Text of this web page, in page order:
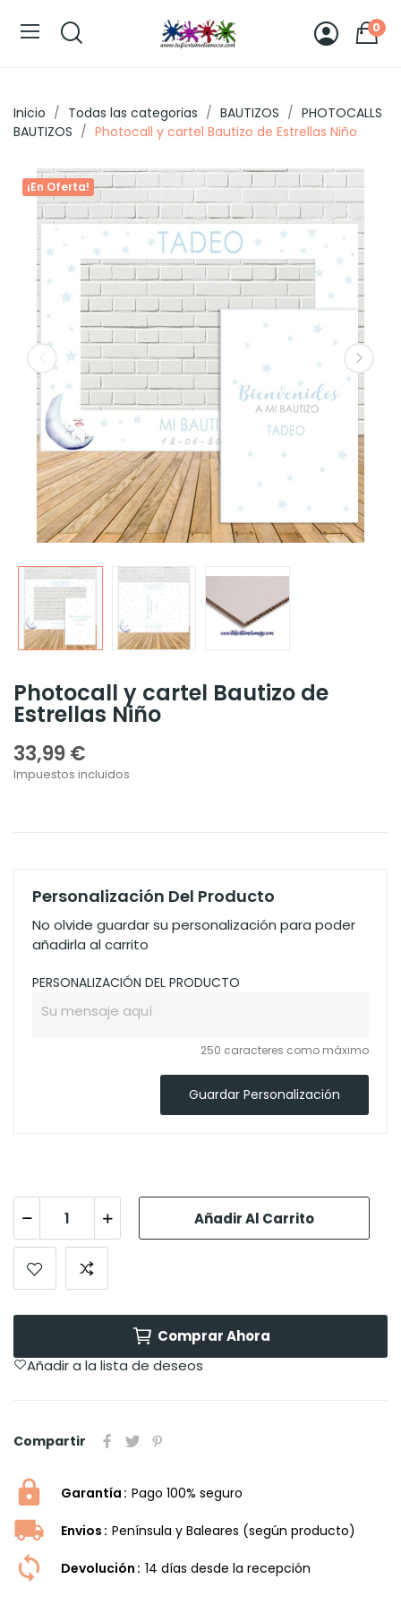
0
Inicio Todas las categorias BAUTIZOS
PHOTOCALLS
BAUTIZOS
Photocall y cartel Bautizo de Estrellas Niño
¡En Oferta!
Photocall y cartel Bautizo de
Estrellas Niño
33,99 €
Impuestos incluidos
Personalización Del Producto
No olvide guardar su personalización para poder
añadirla al carrito
PERSONALIZACIÓN DEL PRODUCTO
250 caracteres como máximo
Guardar Personalización
Añadir Al Carrito
Comprar Ahora
Añadir a la lista de deseos
Compartir
Garantía Pago 100% seguro
Envios Península y Baleares (según producto)
Devolución 14 dí­as desde la recepción